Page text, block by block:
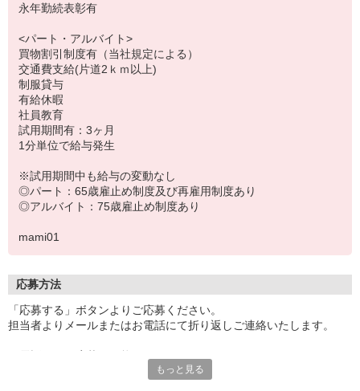
永年勤続表彰有
<パート・アルバイト>
買物割引制度有（当社規定による）
交通費支給(片道2ｋｍ以上)
制服貸与
有給休暇
社員教育
試用期間有：3ヶ月
1分単位で給与発生
※試用期間中も給与の変動なし
◎パート：65歳雇止め制度及び再雇用制度あり
◎アルバイト：75歳雇止め制度あり
mami01
応募方法
「応募する」ボタンよりご応募ください。
担当者よりメールまたはお電話にて折り返しご連絡いたします。
※連絡先TELの記載がある場合のみ
もっと見る